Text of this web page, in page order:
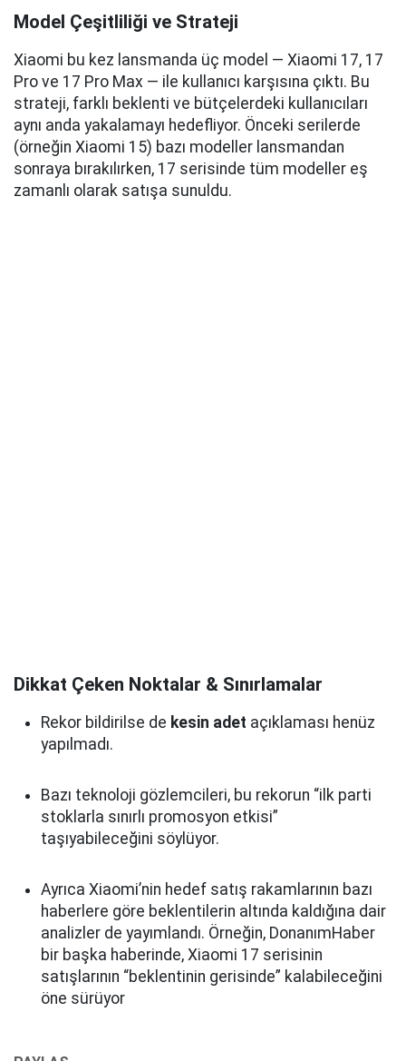
Model Çeşitliliği ve Strateji
Xiaomi bu kez lansmanda üç model — Xiaomi 17, 17
Pro ve 17 Pro Max — ile kullanıcı karşısına çıktı. Bu
strateji, farklı beklenti ve bütçelerdeki kullanıcıları
aynı anda yakalamayı hedefliyor. Önceki serilerde
(örneğin Xiaomi 15) bazı modeller lansmandan
sonraya bırakılırken, 17 serisinde tüm modeller eş
zamanlı olarak satışa sunuldu.
Dikkat Çeken Noktalar & Sınırlamalar
Rekor bildirilse de kesin adet açıklaması henüz
yapılmadı.
Bazı teknoloji gözlemcileri, bu rekorun “ilk parti
stoklarla sınırlı promosyon etkisi”
taşıyabileceğini söylüyor.
Ayrıca Xiaomi’nin hedef satış rakamlarının bazı
haberlere göre beklentilerin altında kaldığına dair
analizler de yayımlandı. Örneğin, DonanımHaber
bir başka haberinde, Xiaomi 17 serisinin
satışlarının “beklentinin gerisinde” kalabileceğini
öne sürüyor